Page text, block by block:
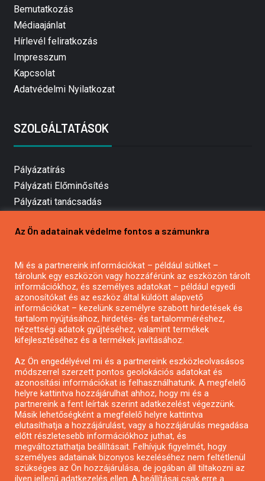
Bemutatkozás
Médiaajánlat
Hírlevél feliratkozás
Impresszum
Kapcsolat
Adatvédelmi Nyilatkozat
SZOLGÁLTATÁSOK
Pályázatírás
Pályázati Előminősítés
Pályázati tanácsadás
Mezőgazdasági pályázatírás
Pályázatírás civil szervezeteknek
Pályázatírás önkormányzatoknak
Pályázatfigyelés
Specifikus pályázatfigyelés vagy hírlevél
Pályázatok magánszemélyeknek
Pályázatok civil szervezeteknek
Pályázatok vállalkozásoknak
Önkormányzati pályázatok
Mezőgazdasági pályázatok
Falusi turizmus pályázatok
Az Ön adatainak védelme fontos a számunkra
Mi és a partnereink információkat – például sütiket –
tárolunk egy eszközön vagy hozzáférünk az eszközön tárolt
információkhoz, és személyes adatokat – például egyedi
azonosítókat és az eszköz által küldött alapvető
információkat – kezelünk személyre szabott hirdetések és
tartalom nyújtásához, hirdetés- és tartalomméréshez,
nézettségi adatok gyűjtéséhez, valamint termékek
kifejlesztéséhez és a termékek javításához.
Az Ön engedélyével mi és a partnereink eszközleolvasásos
módszerrel szerzett pontos geolokációs adatokat és
azonosítási információkat is felhasználhatunk. A megfelelő
helyre kattintva hozzájárulhat ahhoz, hogy mi és a
partnereink a fent leírtak szerint adatkezelést végezzünk.
Másik lehetőségként a megfelelő helyre kattintva
elutasíthatja a hozzájárulást, vagy a hozzájárulás megadása
előtt részletesebb információkhoz juthat, és
megváltoztathatja beállításait. Felhívjuk figyelmét, hogy
személyes adatainak bizonyos kezeléséhez nem feltétlenül
szükséges az Ön hozzájárulása, de jogában áll tiltakozni az
ilyen jellegű adatkezelés ellen. A beállításai csak erre a